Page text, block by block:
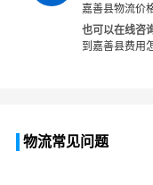
嘉善县物流价
也可以在线咨
到嘉善县费用
物流常见问题